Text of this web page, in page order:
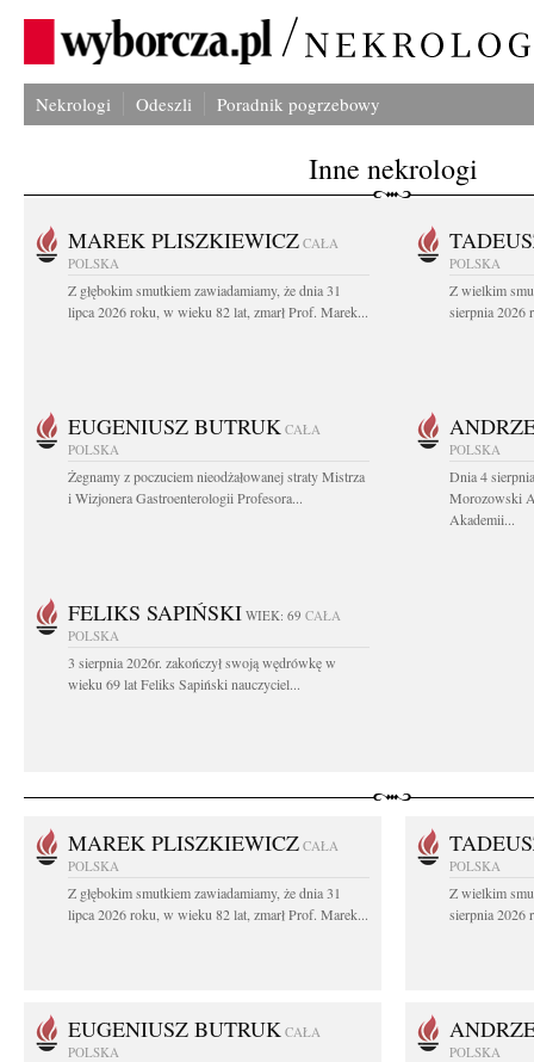
Nekrologi Odeszli Poradnik pogrzebowy
Inne nekrologi
MAREK PLISZKIEWICZ CAŁA
POLSKA
Z głębokim smutkiem zawiadamiamy, że dnia 31
lipca 2026 roku, w wieku 82 lat, zmarł Prof. Marek...
POLSKA
Z wielkim
sierpnia 2026
EUGENIUSZ BUTRUK CAŁA
POLSKA
Żegnamy z poczuciem nieodżałowanej straty Mistrza
i Wizjonera Gastroenterologii Profesora...
POLSKA
Dnia 4
Morozowski
Akademii...
FELIKS SAPIŃSKI WIEK: 69 CAŁA
POLSKA
3 sierpnia 2026r. zakończył swoją wędrówkę w
wieku 69 lat Feliks Sapiński nauczyciel...
MAREK PLISZKIEWICZ CAŁA
POLSKA
Z głębokim smutkiem zawiadamiamy, że dnia 31
lipca 2026 roku, w wieku 82 lat, zmarł Prof. Marek...
POLSKA
Z wielkim
sierpnia 2026
EUGENIUSZ BUTRUK CAŁA
POLSKA
POLSKA